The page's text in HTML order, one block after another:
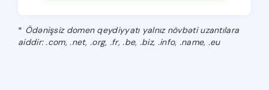
* Ödənişsiz domen qeydiyyatı yalnız növbəti uzantılara
aiddir: .com, .net, .org, .fr, .be, .biz, .info, .name, .eu